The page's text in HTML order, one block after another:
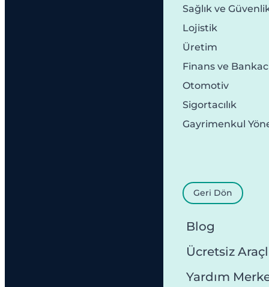
Sağlık ve
Lojistik
Üretim
Finans ve
Otomotiv
Sigortacılık
Gayrimenkul
Geri Dön
Blog
Ücretsiz
Yardım